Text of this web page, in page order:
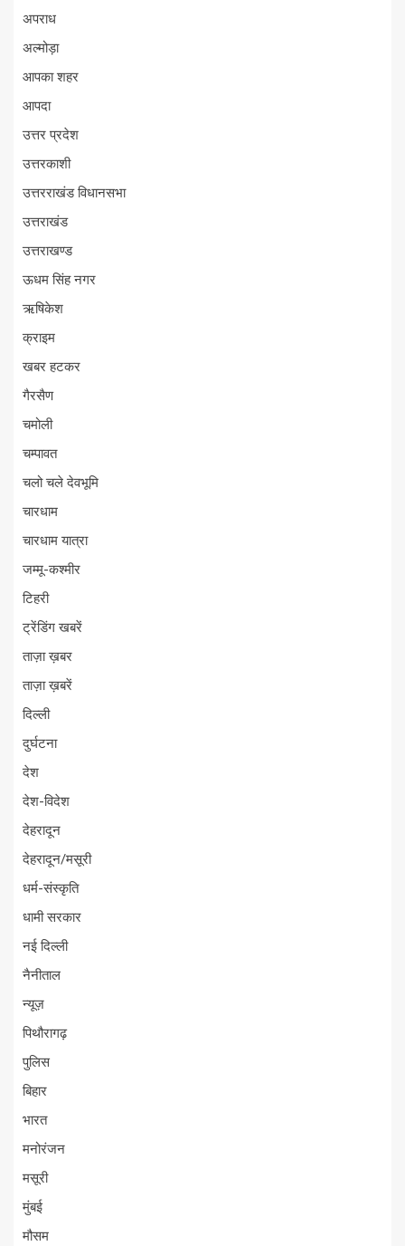
अपराध
अल्मोड़ा
आपका शहर
आपदा
उत्तर प्रदेश
उत्तरकाशी
उत्तरराखंड विधानसभा
उत्तराखंड
उत्तराखण्ड
ऊधम सिंह नगर
ऋषिकेश
क्राइम
खबर हटकर
गैरसैण
चमोली
चम्पावत
चलो चले देवभूमि
चारधाम
चारधाम यात्रा
जम्मू-कश्मीर
टिहरी
ट्रेंडिंग खबरें
ताज़ा ख़बर
ताज़ा ख़बरें
दिल्ली
दुर्घटना
देश
देश-विदेश
देहरादून
देहरादून/मसूरी
धर्म-संस्कृति
धामी सरकार
नई दिल्ली
नैनीताल
न्यूज़
पिथौरागढ़
पुलिस
बिहार
भारत
मनोरंजन
मसूरी
मुंबई
मौसम